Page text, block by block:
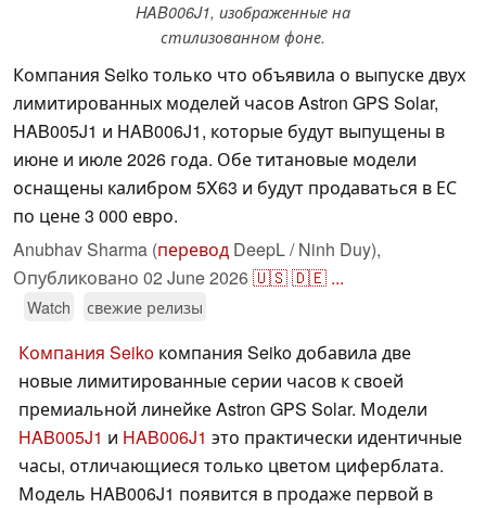
HAB006J1, изображенные на
стилизованном фоне.
Компания Seiko только что объявила о выпуске двух
лимитированных моделей часов Astron GPS Solar,
HAB005J1 и HAB006J1, которые будут выпущены в
июне и июле 2026 года. Обе титановые модели
оснащены калибром 5X63 и будут продаваться в ЕС
по цене 3 000 евро.
Anubhav Sharma (перевод DeepL / Ninh Duy),
Опубликовано 02 June 2026🇺🇸🇩🇪 ...
Watch свежие релизы
Компания Seiko компания Seiko добавила две
новые лимитированные серии часов к своей
премиальной линейке Astron GPS Solar. Модели
HAB005J1 и HAB006J1 это практически идентичные
часы, отличающиеся только цветом циферблата.
Модель HAB006J1 появится в продаже первой в